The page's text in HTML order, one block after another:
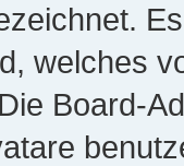
welches
Board-